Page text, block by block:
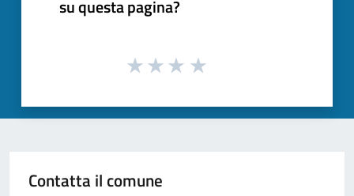
su questa pagina?
Contatta il comune